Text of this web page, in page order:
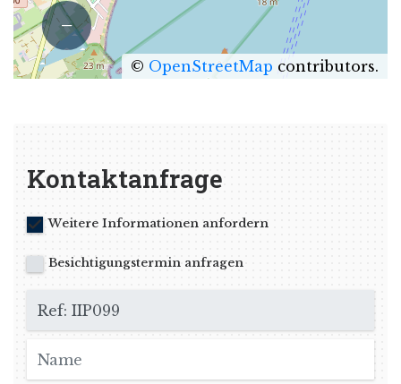
−
© OpenStreetMap contributors.
Kontaktanfrage
Weitere Informationen anfordern
Besichtigungstermin anfragen